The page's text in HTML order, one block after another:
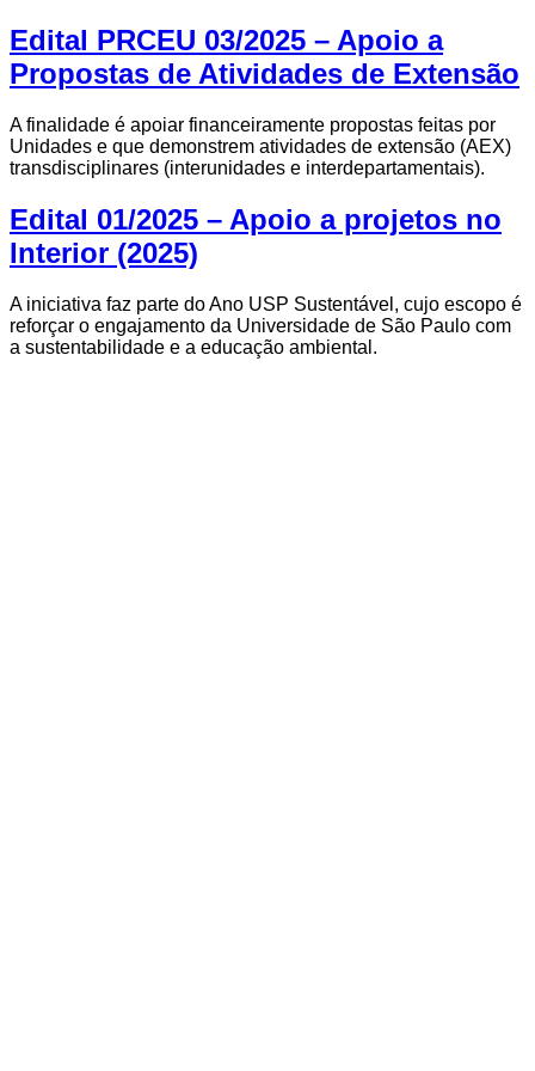
Edital PRCEU 03/2025 – Apoio a
Propostas de Atividades de Extensão
A finalidade é apoiar financeiramente propostas feitas por
Unidades e que demonstrem atividades de extensão (AEX)
transdisciplinares (interunidades e interdepartamentais).
Edital 01/2025 – Apoio a projetos no
Interior (2025)
A iniciativa faz parte do Ano USP Sustentável, cujo escopo é
reforçar o engajamento da Universidade de São Paulo com
a sustentabilidade e a educação ambiental.